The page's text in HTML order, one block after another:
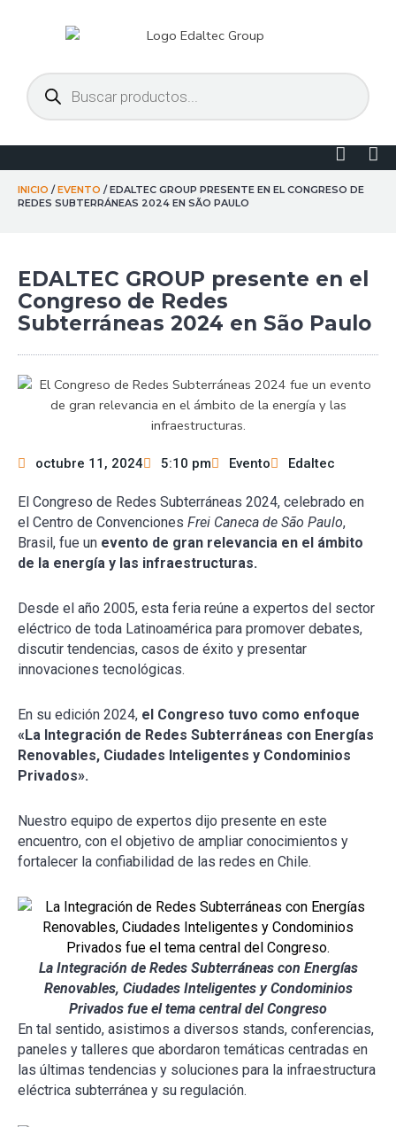
Búsqueda
de
productos
in
INICIO /EVENTO / EDALTEC GROUP PRESENTE EN EL CONGRESO DE
REDES SUBTERRÁNEAS 2024 EN SÃO PAULO
EDALTEC GROUP presente en el
Congreso de Redes
Subterráneas 2024 en São Paulo
octubre 11, 2024 5:10 pm Evento Edaltec
El Congreso de Redes Subterráneas 2024, celebrado en
el Centro de Convenciones Frei Caneca de São Paulo,
Brasil, fue un evento de gran relevancia en el ámbito
de la energía y las infraestructuras.
Desde el año 2005, esta feria reúne a expertos del sector
eléctrico de toda Latinoamérica para promover debates,
discutir tendencias, casos de éxito y presentar
innovaciones tecnológicas.
En su edición 2024, el Congreso tuvo como enfoque
«La Integración de Redes Subterráneas con Energías
Renovables, Ciudades Inteligentes y Condominios
Privados».
Nuestro equipo de expertos dijo presente en este
encuentro, con el objetivo de ampliar conocimientos y
fortalecer la confiabilidad de las redes en Chile.
La Integración de Redes Subterráneas con Energías
Renovables, Ciudades Inteligentes y Condominios
Privados fue el tema central del Congreso
En tal sentido, asistimos a diversos stands, conferencias,
paneles y talleres que abordaron temáticas centradas en
las últimas tendencias y soluciones para la infraestructura
eléctrica subterránea y su regulación.